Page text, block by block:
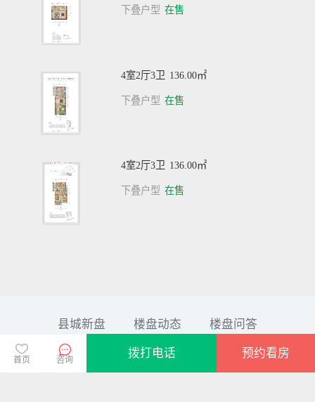
下叠户型 在售
4室2厅3卫 136.00㎡
下叠户型 在售
4室2厅3卫 136.00㎡
下叠户型 在售
县城新盘 楼盘动态 楼盘问答
©2026-看好房版权所有
首页 咨询 拨打电话 预约看房